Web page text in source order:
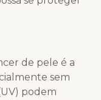
de pele é a
sem
podem